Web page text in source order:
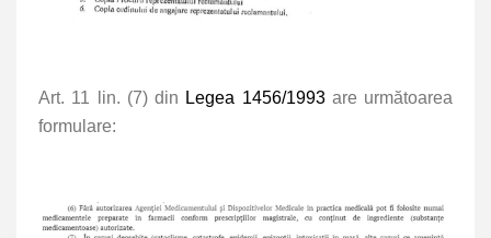
Art. 11 lin. (7) din Legea 1456/1993are următoarea
formulare: